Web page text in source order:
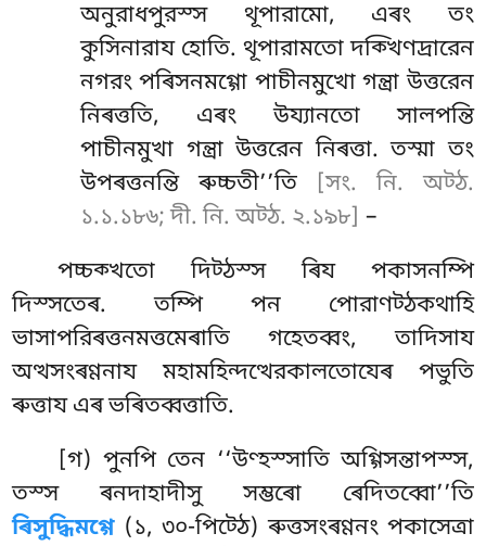
অনুরাধপুরস্স থূপারামো, এৰং তং
কুসিনারায হোতি. থূপারামতো দক্খিণদ্ৰারেন
নগরং পৰিসনমগ্গো পাচীনমুখো গন্ত্ৰা উত্তরেন
নিৰত্ততি, এৰং উয্যানতো সালপন্তি
পাচীনমুখা গন্ত্ৰা উত্তরেন নিৰত্তা. তস্মা তং
উপৰত্তনন্তি ৰুচ্চতী’’তি
[সং. নি. অট্ঠ.
১.১.১৮৬; দী. নি. অট্ঠ. ২.১৯৮] –
পচ্চক্খতো দিট্ঠস্স ৰিয পকাসনম্পি
দিস্সতেৰ. তম্পি পন পোরাণট্ঠকথাহি
ভাসাপরিৰত্তনমত্তমেৰাতি গহেতব্বং, তাদিসায
অত্থসংৰণ্ণনায মহামহিন্দত্থেরকালতোযেৰ পভুতি
ৰুত্তায এৰ ভৰিতব্বত্তাতি.
[গ) পুনপি তেন ‘‘উণ্হস্সাতি অগ্গিসন্তাপস্স,
তস্স ৰনদাহাদীসু সম্ভৰো ৰেদিতব্বো’’তি
ৰিসুদ্ধিমগ্গে (১, ৩০-পিট্ঠে) ৰুত্তসংৰণ্ণনং পকাসেত্ৰা